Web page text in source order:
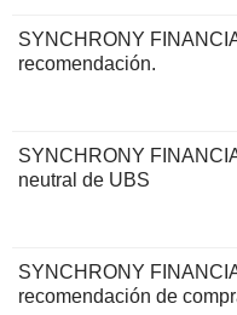
SYNCHRONY
recomendación.
SYNCHRONY
neutral de UBS
SYNCHRONY
recomendación de